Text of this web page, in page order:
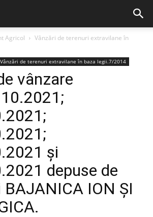
Agricol
Vânzări de terenuri extravilane în
Vânzări de terenuri extravilane în baza legii.7/2014
vânzare
și
depuse de
ION ȘI